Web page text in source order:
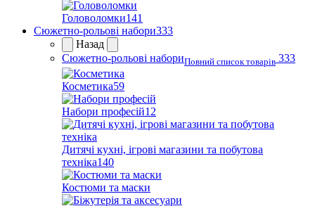
Головоломки141
Сюжетно-рольові набори333
Назад
Сюжетно-рольові набориПовний список товарів 333
Косметика59
Набори професій12
Дитячі кухні, ігрові магазини та побутова
техніка140
Костюми та маски